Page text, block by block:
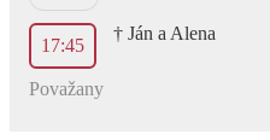
17:45
† Ján a Alena
Považany